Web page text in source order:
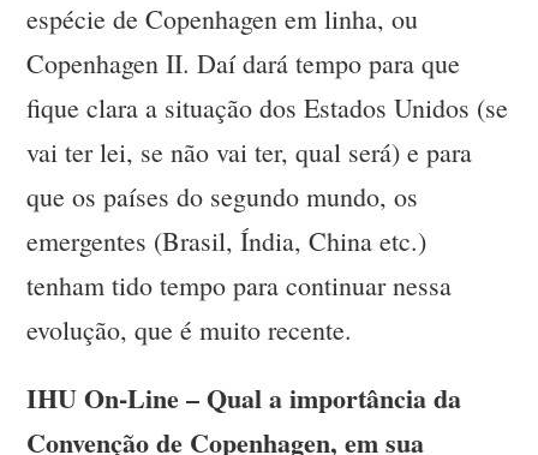
espécie de Copenhagen em linha, ou
Copenhagen II. Daí dará tempo para que
fique clara a situação dos Estados Unidos (se
vai ter lei, se não vai ter, qual será) e para
que os países do segundo mundo, os
emergentes (Brasil, Índia, China etc.)
tenham tido tempo para continuar nessa
evolução, que é muito recente.
IHU On-Line – Qual a importância da
Convenção de Copenhagen, em sua